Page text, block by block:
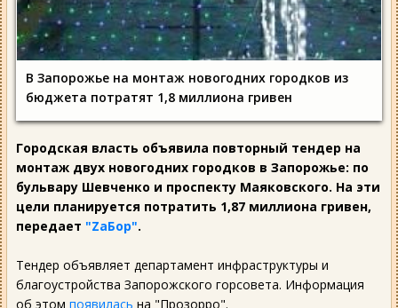
В Запорожье на монтаж новогодних городков из
бюджета потратят 1,8 миллиона гривен
Городская власть объявила повторный тендер на
монтаж двух новогодних городков в Запорожье: по
бульвару Шевченко и проспекту Маяковского. На эти
цели планируется потратить 1,87 миллиона гривен,
передает "ZаБор".
Тендер объявляет департамент инфраструктуры и
благоустройства Запорожского горсовета. Информация
об этом появилась на "Прозорро".